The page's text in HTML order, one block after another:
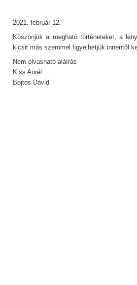
2021. február 12.
Köszönjük a megható történeteket, a
kicsit más szemmel figyelhetjük innentől
Nem olvasható aláírás
Kiss Aurél
Bojtos Dávid